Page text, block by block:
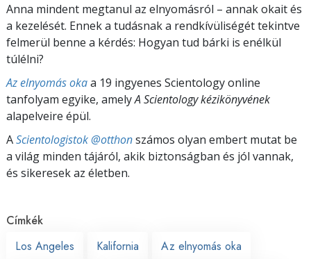
Anna mindent megtanul az elnyomásról – annak okait és
a kezelését. Ennek a tudásnak a rendkívüliségét tekintve
felmerül benne a kérdés: Hogyan tud bárki is enélkül
túlélni?
Az elnyomás okaa 19 ingyenes Scientology online
tanfolyam egyike, amelyA Scientology kézikönyvének
alapelveire épül.
AScientologistok @otthonszámos olyan embert mutat be
a világ minden tájáról, akik biztonságban és jól vannak,
és sikeresek az életben.
Címkék
Los Angeles
Kalifornia Az elnyomás oka